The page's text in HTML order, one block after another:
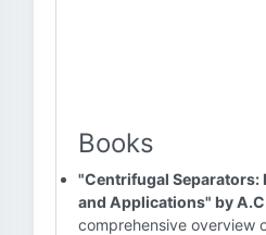
Books
"Centrifugal Separators:
and Applications" by
comprehensive overview